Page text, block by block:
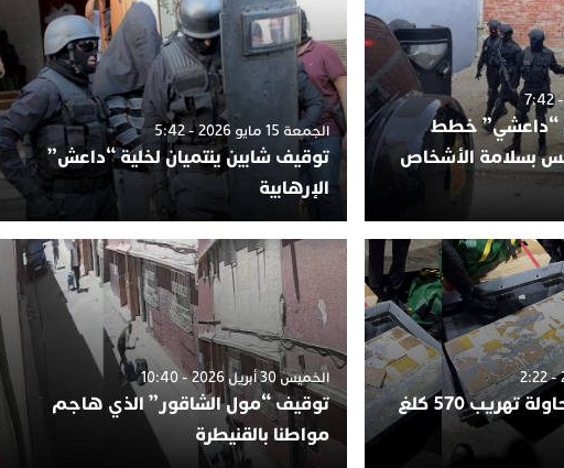
“داعشي” خطط
بسلامة الأشخاص
الجمعة 15 مايو 2026 - 5:42
توقيف شابين ينتميان لخلية “داعش”
الإرهابية
طنجة.. إحباط محاولة تهريب 570 كلغ
الخميس 30 أبريل 2026 - 10:40
توقيف “مول الشاقور” الذي هاجم
مواطنا بالقنيطرة